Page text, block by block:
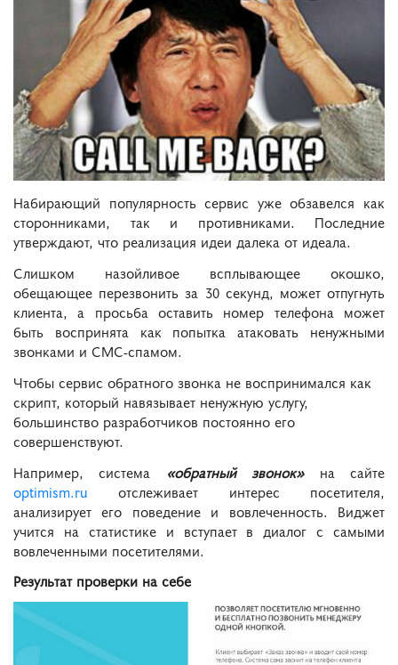
Набирающий популярность сервис уже обзавелся как
сторонниками, так и противниками. Последние
утверждают, что реализация идеи далека от идеала.
Слишком назойливое всплывающее окошко,
обещающее перезвонить за 30 секунд, может отпугнуть
клиента, а просьба оставить номер телефона может
быть воспринята как попытка атаковать ненужными
звонками и СМС-спамом.
Чтобы сервис обратного звонка не воспринимался как
скрипт, который навязывает ненужную услугу,
большинство разработчиков постоянно его
совершенствуют.
Например, система «обратный звонок»на сайте
optimism.ru отслеживает интерес посетителя,
анализирует его поведение и вовлеченность. Виджет
учится на статистике и вступает в диалог с самыми
вовлеченными посетителями.
Результат проверки на себе